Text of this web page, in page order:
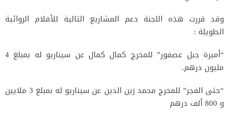
وقد قررت هذه اللجنة دعم المشاريع التالية للأفلام الروائية
الطويلة :
“أميرة جبل عصفور” للمخرج كمال كمال عن سيناريو له بمبلغ 4
مليون درهم.
“حتى الفجر” للمخرج محمد زين الدين عن سيناريو له بمبلغ 3 ملايين
و 800 ألف درهم